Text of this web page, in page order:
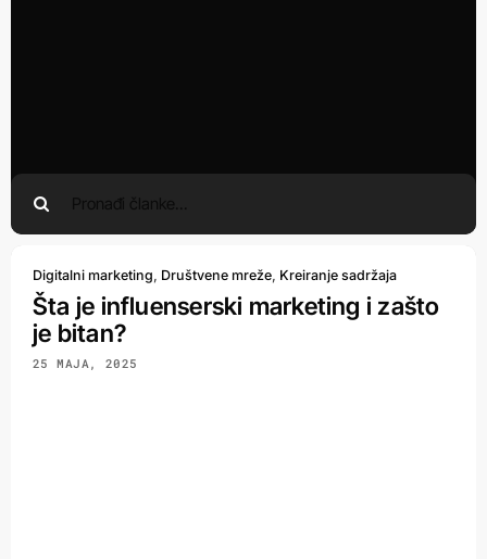
Search
for:
Digitalni marketing Društvene mreže Kreiranje sadržaja
Šta je influenserski marketing i zašto
je bitan?
25 MAJA, 2025